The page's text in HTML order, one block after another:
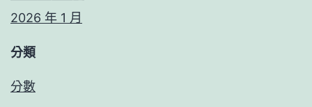
2026 年 1 月
分類
分數